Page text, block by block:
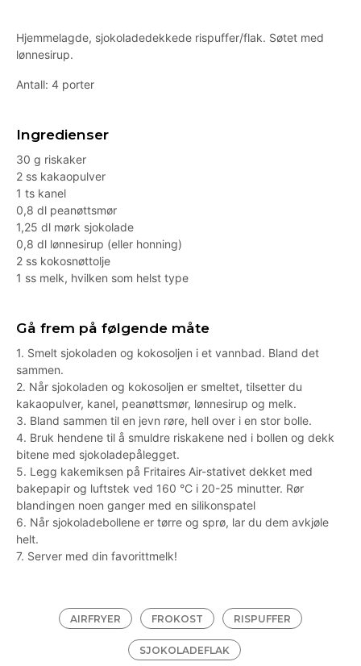
Hjemmelagde, sjokoladedekkede rispuffer/flak. Søtet med
lønnesirup.
Antall: 4 porter
Ingredienser
30 g riskaker
2 ss kakaopulver
1 ts kanel
0,8 dl peanøttsmør
1,25 dl mørk sjokolade
0,8 dl lønnesirup (eller honning)
2 ss kokosnøttolje
1 ss melk, hvilken som helst type
Gå frem på følgende måte
1. Smelt sjokoladen og kokosoljen i et vannbad. Bland det
sammen.
2. Når sjokoladen og kokosoljen er smeltet, tilsetter du
kakaopulver, kanel, peanøttsmør, lønnesirup og melk.
3. Bland sammen til en jevn røre, hell over i en stor bolle.
4. Bruk hendene til å smuldre riskakene ned i bollen og dekk
bitene med sjokoladepålegget.
5. Legg kakemiksen på Fritaires Air-stativet dekket med
bakepapir og luftstek ved 160 °C i 20-25 minutter. Rør
blandingen noen ganger med en silikonspatel
6. Når sjokoladebollene er tørre og sprø, lar du dem avkjøle
helt.
7. Server med din favorittmelk!
AIRFRYER FROKOST RISPUFFER
SJOKOLADEFLAK